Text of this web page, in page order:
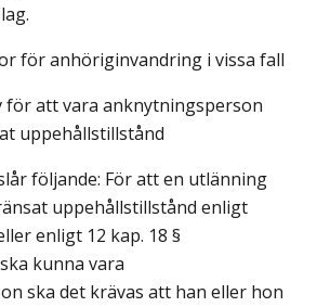
för anhöriginvandring i vissa fall
för att vara anknytningsperson
uppehållstillstånd
följande: För att en utlänning
uppehålls­tillstånd enligt
enligt 12 kap. 18 §
kunna vara
ska det krävas att han eller hon